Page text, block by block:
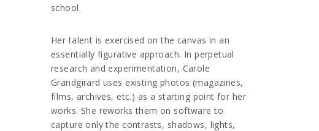
school.
Her talent is exercised on the canvas in an
essentially figurative approach. In perpetual
research and experimentation, Carole
Grandgirard uses existing photos (magazines,
films, archives, etc.) as a starting point for her
works. She reworks them on software to
capture only the contrasts, shadows, lights,